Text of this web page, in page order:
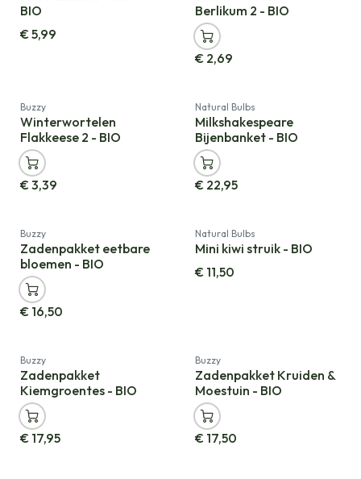
BIO
€5,99
Berlikum 2 - BIO
€ 2,69
Buzzy
Winterwortelen
Flakkeese 2 - BIO
€3,39
Natural Bulbs
Milkshakespeare
Bijenbanket - BIO
€ 22,95
Cadeauverpakking
Buzzy
Zadenpakket eetbare
bloemen - BIO
€ 16,50
Natural Bulbs
Mini kiwi struik - BIO
€ 11,50
Cadeauverpakking
Buzzy
Zadenpakket
Kiemgroentes - BIO
€ 17,95 Cadeauverpakking
Buzzy
Zadenpakket Kruiden &
Moestuin - BIO
€ 17,50